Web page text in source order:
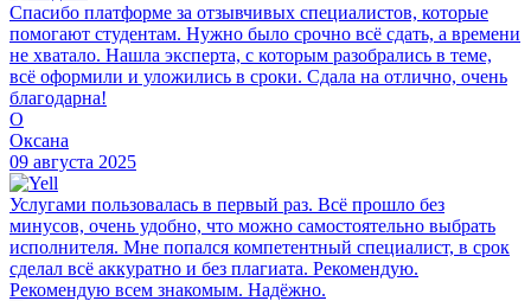
Спасибо платформе за отзывчивых специалистов, которые
помогают студентам. Нужно было срочно всё сдать, а времени
не хватало. Нашла эксперта, с которым разобрались в теме,
всё оформили и уложились в сроки. Сдала на отлично, очень
благодарна!
О
Оксана
09 августа 2025
Услугами пользовалась в первый раз. Всё прошло без
минусов, очень удобно, что можно самостоятельно выбрать
исполнителя. Мне попался компетентный специалист, в срок
сделал всё аккуратно и без плагиата. Рекомендую.
Рекомендую всем знакомым. Надёжно.